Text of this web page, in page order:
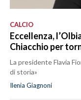
CALCIO
Eccellenza,
Chiacchio per
La presidente Flavia
di storia»
Ilenia Giagnoni